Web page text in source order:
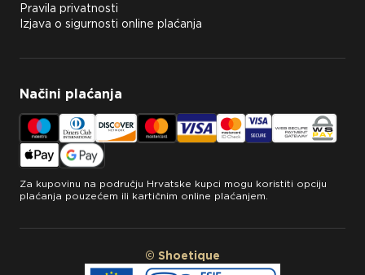
Pravila privatnosti
Izjava o sigurnosti online plaćanja
Načini plaćanja
Za kupovinu na području Hrvatske kupci mogu koristiti opciju
plaćanja pouzećem ili kartičnim online plaćanjem.
© Shoetique